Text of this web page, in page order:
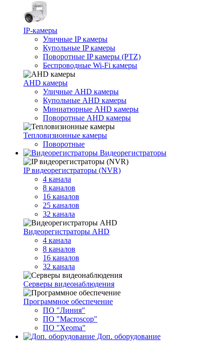
IP-камеры
Уличные IP камеры
Купольные IP камеры
Поворотные IP камеры (PTZ)
Беспроводные Wi-Fi камеры
AHD камеры
Уличные AHD камеры
Купольные AHD камеры
Миниатюрные AHD камеры
Поворотные AHD камеры
Тепловизионные камеры
Поворотные
Видеорегистраторы
IP видеорегистраторы (NVR)
4 канала
8 каналов
16 каналов
25 каналов
32 канала
Видеорегистраторы AHD
4 канала
8 каналов
16 каналов
32 канала
Серверы видеонаблюдения
Программное обеспечение
ПО "Линия"
ПО "Macroscop"
ПО "Xeoma"
Доп. оборудование